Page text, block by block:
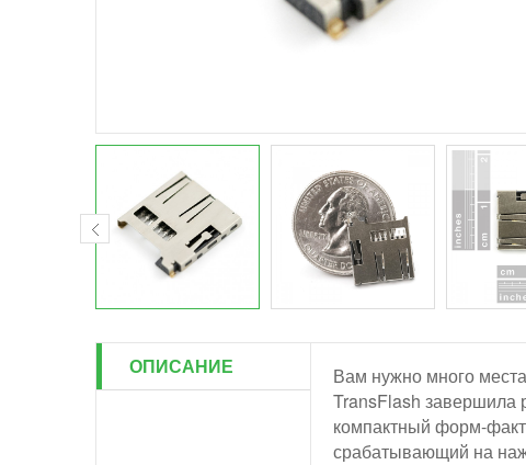
ОПИСАНИЕ
Вам нужно много
TransFlash завершила
компактный форм-
срабатывающий на